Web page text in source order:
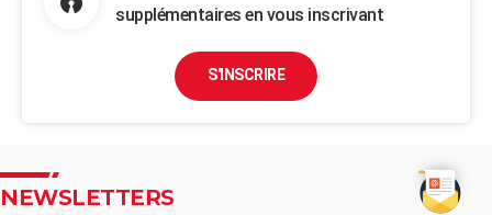
supplémentaires en vous inscrivant
S'INSCRIRE
NEWSLETTERS